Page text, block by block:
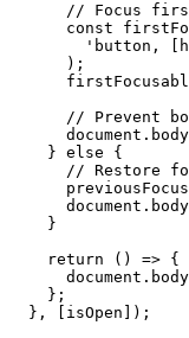
// Focus
      const
'button,
      );
// Prevent
    }
else {
// Restore
    }
    return
() => {
    };
  }, [isOpen]);